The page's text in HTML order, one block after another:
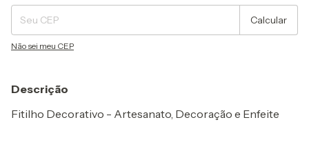
Calcular
Não sei meu CEP
Descrição
Fitilho Decorativo - Artesanato, Decoração e Enfeite